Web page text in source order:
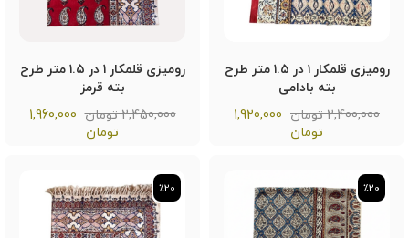
رومیزی قلمکار ۱ در ۱.۵ متر طرح
بته بادامی
2,400,000 تومان
1,920,000
تومان
رومیزی قلمکار ۱ در ۱.۵ متر طرح
بته قرمز
2,450,000 تومان
1,960,000
تومان
٪20
٪20 ٪20
٪20